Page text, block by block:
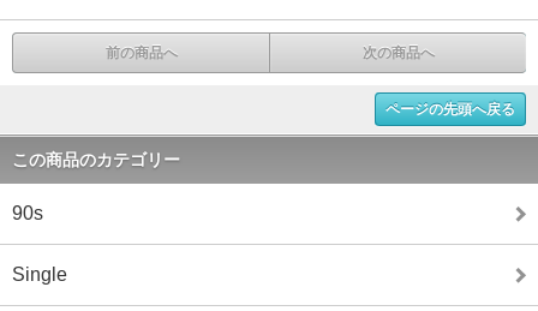
前の商品へ 次の商品へ
ページの先頭へ戻る
この商品のカテゴリー
90s
Single